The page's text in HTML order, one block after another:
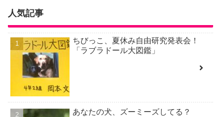
人気記事
ちびっこ、夏休み自由研究発表会！
「ラブラドール大図鑑」
あなたの犬、ズーミーズしてる？